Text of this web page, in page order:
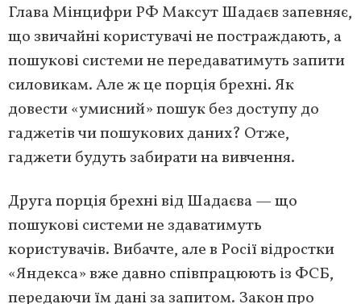
Глава Мінцифри РФ Максут Шадаєв запевняє,
що звичайні користувачі не постраждають, а
пошукові системи не передаватимуть запити
силовикам. Але ж це порція брехні. Як
довести «умисний» пошук без доступу до
гаджетів чи пошукових даних? Отже,
гаджети будуть забирати на вивчення.
Друга порція брехні від Шадаєва — що
пошукові системи не здаватимуть
користувачів. Вибачте, але в Росії відростки
«Яндекса» вже давно співпрацюють із ФСБ,
передаючи їм дані за запитом. Закон про